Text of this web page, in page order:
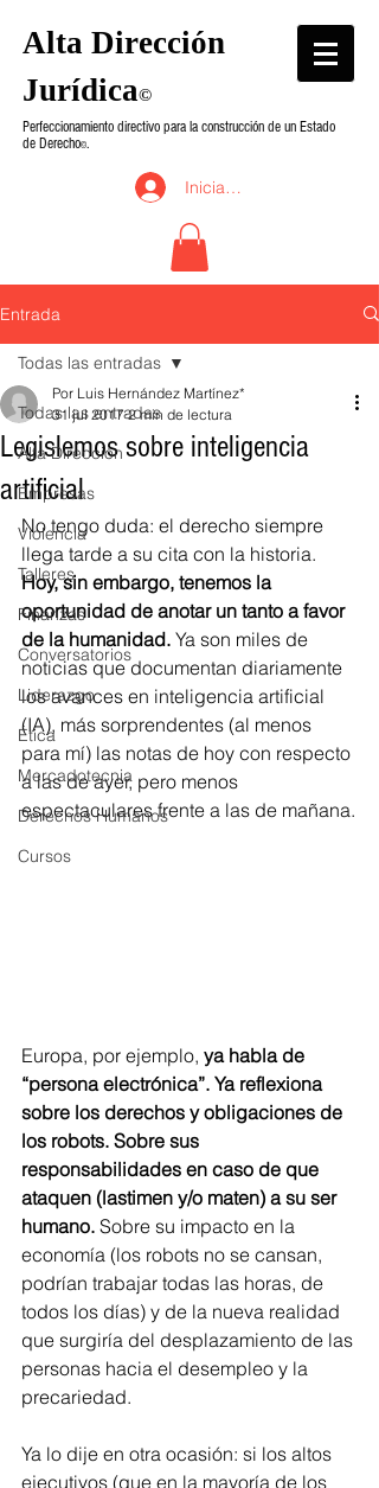
Alta Dirección
Jurídica©
Perfeccionamiento directivo para la construcción de un Estado
de Derecho©.
Iniciar sesión
Entrada
Todas las entradas
Alta Dirección
Empresas
Violencia
Talleres
Finanzas
Conversatorios
Liderazgo
Ética
Mercadotecnia
Derechos Humanos
Cursos
Todas las entradas
Legislemos sobre inteligencia
artificial
Por Luis Hernández Martínez*
31 jul 2017 2 min de lectura
No tengo duda: el derecho siempre
llega tarde a su cita con la historia.
Hoy, sin embargo, tenemos la
oportunidad de anotar un tanto a favor
de la humanidad. Ya son miles de
noticias que documentan diariamente
los avances en inteligencia artificial
(IA), más sorprendentes (al menos
para mí) las notas de hoy con respecto
a las de ayer, pero menos
espectaculares frente a las de mañana.
Europa, por ejemplo, ya habla de
“persona electrónica”. Ya reflexiona
sobre los derechos y obligaciones de
los robots. Sobre sus
responsabilidades en caso de que
ataquen (lastimen y/o maten) a su ser
humano. Sobre su impacto en la
economía (los robots no se cansan,
podrían trabajar todas las horas, de
todos los días) y de la nueva realidad
que surgiría del desplazamiento de las
personas hacia el desempleo y la
precariedad.
Ya lo dije en otra ocasión: si los altos
ejecutivos (que en la mayoría de los